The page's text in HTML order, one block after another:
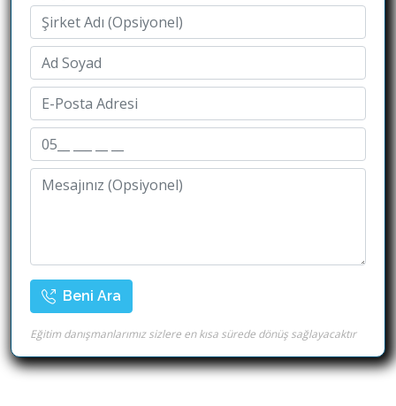
Beni Ara
Eğitim danışmanlarımız sizlere en kısa sürede dönüş sağlayacaktır